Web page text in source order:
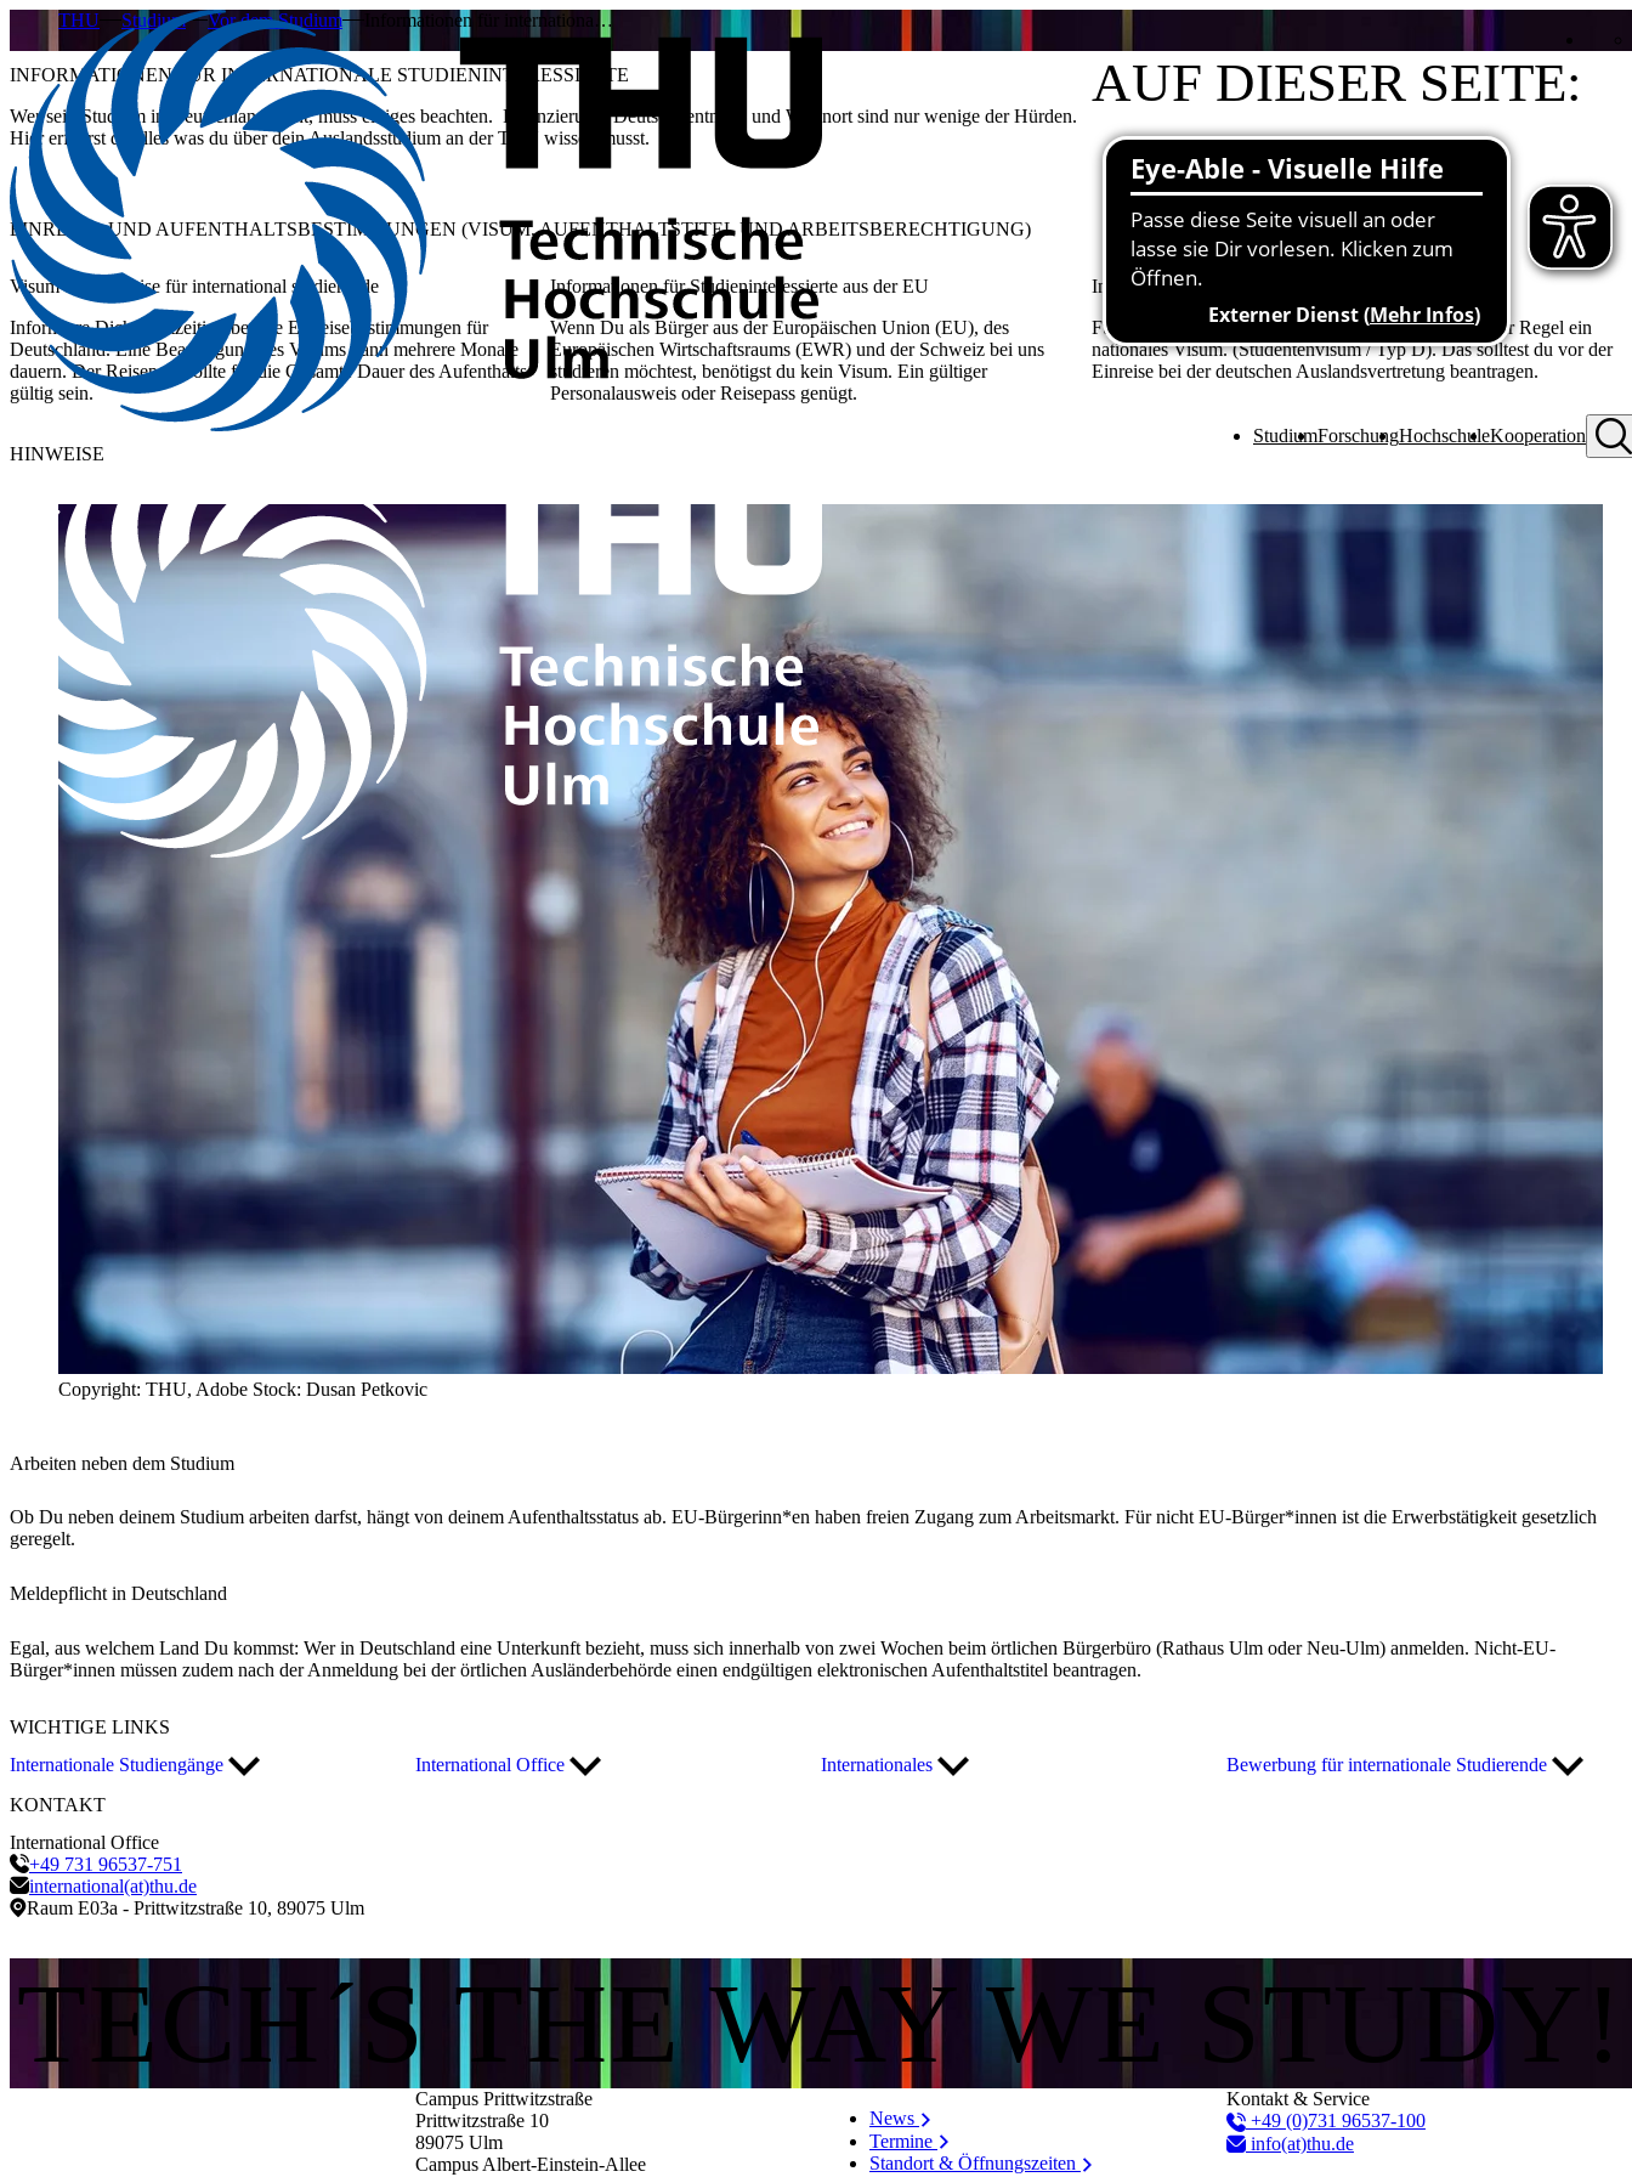
StudiumForschungHochschuleKooperation
THU Studium Vor dem Studium Informationen für internationa…
INFORMATIONEN FÜR INTERNATIONALE STUDIENINTERESSIERTE
Wer sein Studium in Deutschland plant, muss einiges beachten. Finanzierung, Deutschkentnisse und Wohnort sind nur wenige der Hürden.
Hier erfährst du alles was du über dein Auslandsstudium an der THU wissen musst.
AUF DIESER SEITE:
Einreise, Visum, Aufenthalt
Hinweise
Wichtige Links
EINREISE- UND AUFENTHALTSBESTIMMUNGEN (VISUM, AUFENTHALTSTITEL UND ARBEITSBERECHTIGUNG)
Visum und Einreise für international studierende
Informiere Dich rechtzeitig über die Einreisebestimmungen für
Deutschland. Eine Beantragung des Visums kann mehrere Monate
dauern. Der Reisepass sollte für die Gesamte Dauer des Aufenthalts
gültig sein.
Informationen für Studieninteressierte aus der EU
Wenn Du als Bürger aus der Europäischen Union (EU), des
Europäischen Wirtschaftsraums (EWR) und der Schweiz bei uns
studieren möchtest, benötigst du kein Visum. Ein gültiger
Personalausweis oder Reisepass genügt.
Informationen für Studierende aus Drittstaaten
Für die Einreise zu Studienzwecken benötigst du in der Regel ein
nationales Visum. (Studentenvisum / Typ D). Das solltest du vor der
Einreise bei der deutschen Auslandsvertretung beantragen.
HINWEISE
Copyright: THU, Adobe Stock: Dusan Petkovic
Arbeiten neben dem Studium
Ob Du neben deinem Studium arbeiten darfst, hängt von deinem Aufenthaltsstatus ab. EU-Bürgerinn*en haben freien Zugang zum Arbeitsmarkt. Für nicht EU-Bürger*innen ist die Erwerbstätigkeit gesetzlich
geregelt.
Meldepflicht in Deutschland
Egal, aus welchem Land Du kommst: Wer in Deutschland eine Unterkunft bezieht, muss sich innerhalb von zwei Wochen beim örtlichen Bürgerbüro (Rathaus Ulm oder Neu-Ulm) anmelden. Nicht-EU-
Bürger*innen müssen zudem nach der Anmeldung bei der örtlichen Ausländerbehörde einen endgültigen elektronischen Aufenthaltstitel beantragen.
WICHTIGE LINKS
Internationale Studiengänge
International Office Internationales
Bewerbung für internationale Studierende
KONTAKT
International Office
+49 731 96537-751
international(at)thu.de
Raum E03a - Prittwitzstraße 10, 89075 Ulm
TECH´S THE WAY WE STUDY!
Campus Prittwitzstraße
Prittwitzstraße 10
89075 Ulm
Campus Albert-Einstein-Allee
News
Termine
Standort & Öffnungszeiten
Kontakt & Service
+49 (0)731 96537-100
info(at)thu.de